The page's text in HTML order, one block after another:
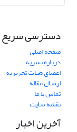
دسترسی سریع
صفحه اصلی
درباره نشریه
اعضای هیات تحریریه
ارسال مقاله
تماس با ما
نقشه سایت
آخرین اخبار